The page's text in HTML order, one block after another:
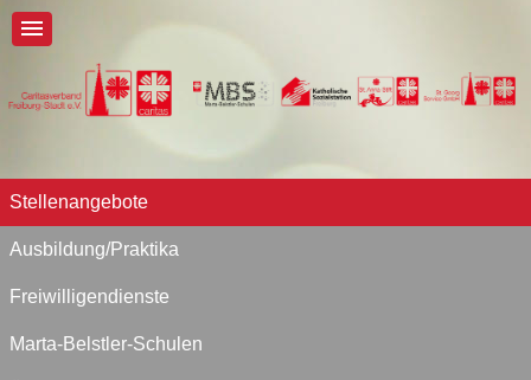
Stellenangebote
Ausbildung/Praktika
Freiwilligendienste
Marta-Belstler-Schulen